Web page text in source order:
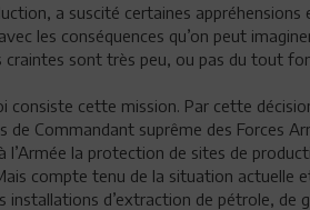
a suscité certaines
les conséquences qu’on peut
craintes sont très peu, ou pas du tout
consiste cette mission. Par cette
de Commandant suprême des Forces
l’Armée la protection de sites de
compte tenu de la situation actuelle
installations d’extraction de pétrole, de